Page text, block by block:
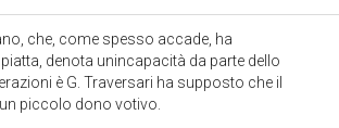
che, come spesso accade, ha
denota unincapacità da parte dello
è G. Traversari ha supposto che il
piccolo dono votivo.